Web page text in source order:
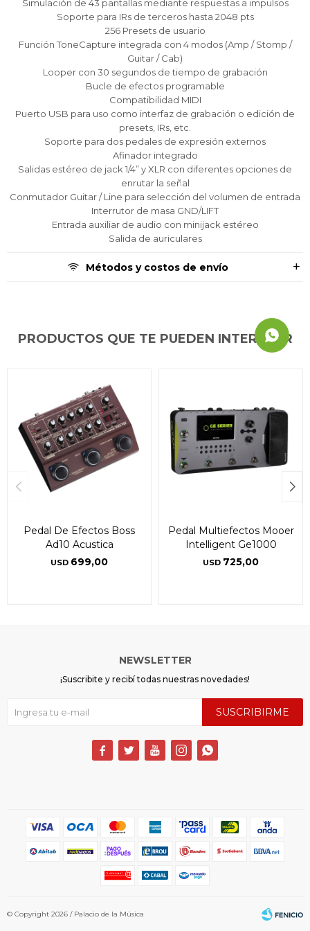
Simulación de 43 pantallas mediante respuestas a impulsos
Soporte para IRs de terceros hasta 2048 pts
256 Presets de usuario
Función ToneCapture integrada con 4 modos (Amp / Stomp /
Guitar / Cab)
Looper con 30 segundos de tiempo de grabación
Bucle de efectos programable
Compatibilidad MIDI
Puerto USB para uso como interfaz de grabación o edición de
presets, IRs, etc.
Soporte para dos pedales de expresión externos
Afinador integrado
Salidas estéreo de jack 1/4” y XLR con diferentes opciones de
enrutar la señal
Conmutador Guitar / Line para selección del volumen de entrada
Interrutor de masa GND/LIFT
Entrada auxiliar de audio con minijack estéreo
Salida de auriculares
Métodos y costos de envío
PRODUCTOS QUE TE PUEDEN INTERESAR
Pedal De Efectos Boss
Ad10 Acustica
USD 699,00
Pedal Multiefectos Mooer
Intelligent Ge1000
USD 725,00
Continuar
puede variar por comercio
NEWSLETTER
¡Suscribite y recibí todas nuestras novedades!
SUSCRIBIRME
    
© Copyright 2026 / Palacio de la Música
Continuar
puede variar por comercio
Continuar
puede variar por comercio